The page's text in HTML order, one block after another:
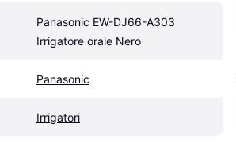
Panasonic EW-DJ66-A303
Irrigatore orale Nero
Panasonic
Irrigatori